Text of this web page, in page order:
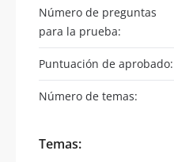
Número de preguntas
para la prueba:
Puntuación de aprobado:
Número de temas:
Temas: